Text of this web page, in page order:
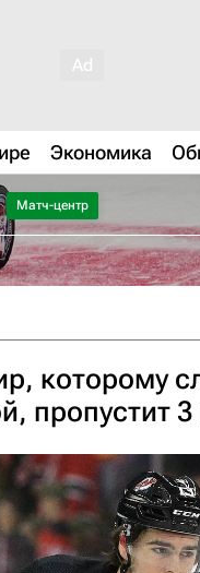
Экономика
Матч-центр
которому
пропустит